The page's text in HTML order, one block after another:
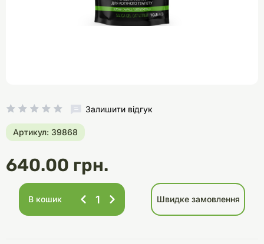
Залишити відгук
Артикул: 39868
640.00 грн.
В кошик Швидке замовлення